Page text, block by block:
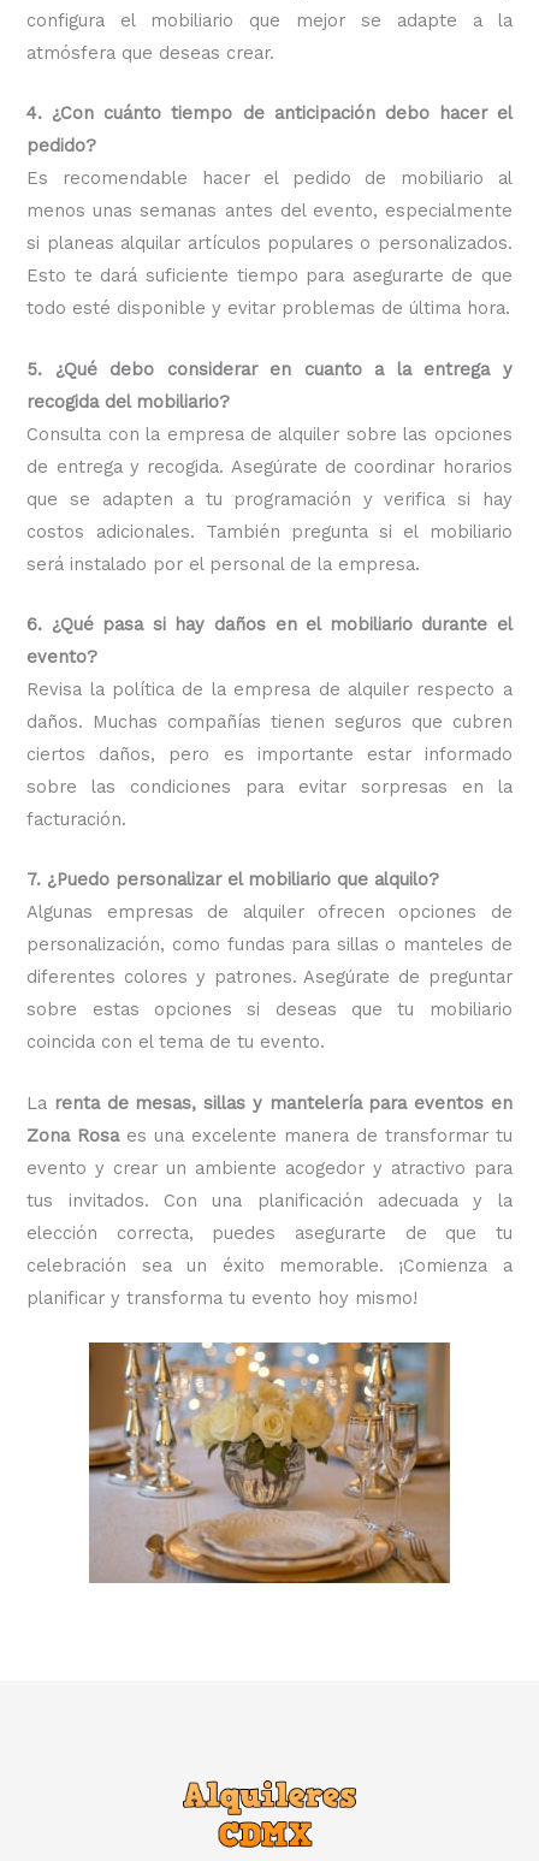
configura el mobiliario que mejor se adapte a la
atmósfera que deseas crear.
4. ¿Con cuánto tiempo de anticipación debo hacer el
pedido?
Es recomendable hacer el pedido de mobiliario al
menos unas semanas antes del evento, especialmente
si planeas alquilar artículos populares o personalizados.
Esto te dará suficiente tiempo para asegurarte de que
todo esté disponible y evitar problemas de última hora.
5. ¿Qué debo considerar en cuanto a la entrega y
recogida del mobiliario?
Consulta con la empresa de alquiler sobre las opciones
de entrega y recogida. Asegúrate de coordinar horarios
que se adapten a tu programación y verifica si hay
costos adicionales. También pregunta si el mobiliario
será instalado por el personal de la empresa.
6. ¿Qué pasa si hay daños en el mobiliario durante el
evento?
Revisa la política de la empresa de alquiler respecto a
daños. Muchas compañías tienen seguros que cubren
ciertos daños, pero es importante estar informado
sobre las condiciones para evitar sorpresas en la
facturación.
7. ¿Puedo personalizar el mobiliario que alquilo?
Algunas empresas de alquiler ofrecen opciones de
personalización, como fundas para sillas o manteles de
diferentes colores y patrones. Asegúrate de preguntar
sobre estas opciones si deseas que tu mobiliario
coincida con el tema de tu evento.
La renta de mesas, sillas y mantelería para eventos en
Zona Rosa es una excelente manera de transformar tu
evento y crear un ambiente acogedor y atractivo para
tus invitados. Con una planificación adecuada y la
elección correcta, puedes asegurarte de que tu
celebración sea un éxito memorable. ¡Comienza a
planificar y transforma tu evento hoy mismo!